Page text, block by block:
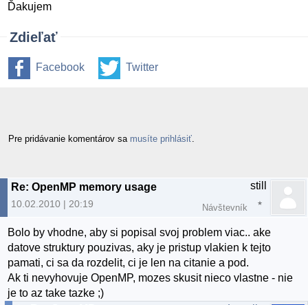
Ďakujem
Zdieľať
Facebook Twitter
Pre pridávanie komentárov sa musíte prihlásiť
Re: OpenMP memory usage
10.02.2010 | 20:19
still
Návštevník
Bolo by vhodne, aby si popisal svoj problem viac.. ake
datove struktury pouzivas, aky je pristup vlakien k tejto
pamati, ci sa da rozdelit, ci je len na citanie a pod.
Ak ti nevyhovuje OpenMP, mozes skusit nieco vlastne - nie
je to az take tazke ;)